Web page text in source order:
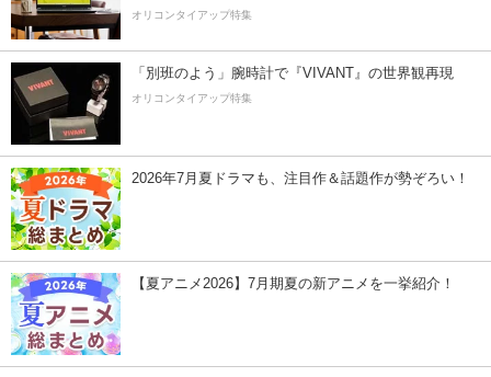
オリコンタイアップ特集
「別班のよう」腕時計で『VIVANT』の世界観再現
オリコンタイアップ特集
2026年7月夏ドラマも、注目作＆話題作が勢ぞろい！
【夏アニメ2026】7月期夏の新アニメを一挙紹介！